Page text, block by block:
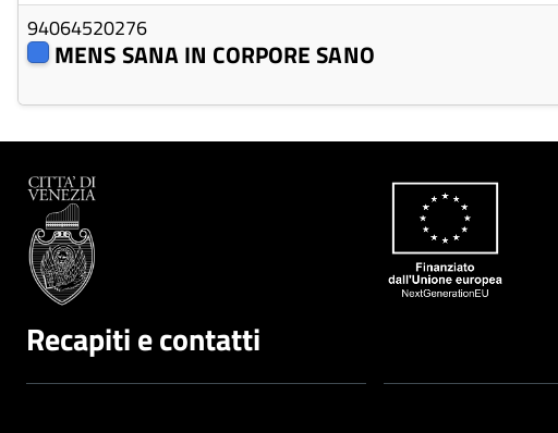
94064520276
MENS SANA IN CORPORE SANO
Recapiti e contatti